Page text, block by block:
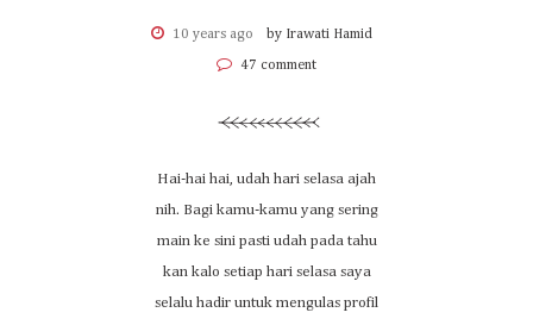
10 years ago by Irawati Hamid
47 comment
Hai-hai hai, udah hari selasa ajah
nih. Bagi kamu-kamu yang sering
main ke sini pasti udah pada tahu
kan kalo setiap hari selasa saya
selalu hadir untuk mengulas profil